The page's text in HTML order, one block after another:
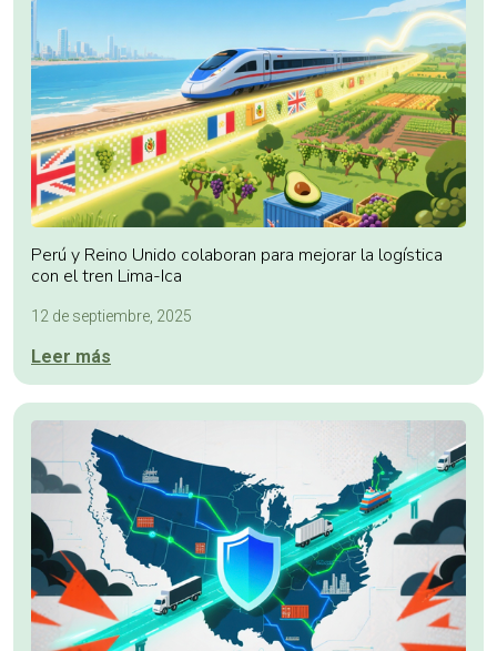
Perú y Reino Unido colaboran para mejorar la logística
con el tren Lima-Ica
12 de septiembre, 2025
Leer más